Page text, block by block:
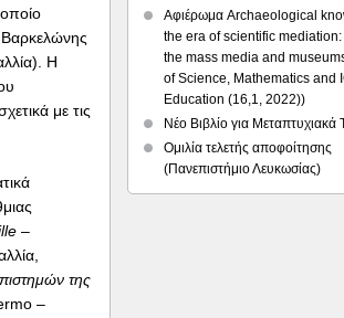
Η
με τις
–
της
–
Αφιέρωμα Archaeological
the era of scientific
the mass media and
of Science, Mathematics and
Education (16,1, 2022))
Νέο Βιβλίο για Μεταπτυχιακά
Ομιλία τελετής αποφοίτησης
(Πανεπιστήμιο Λευκωσίας)